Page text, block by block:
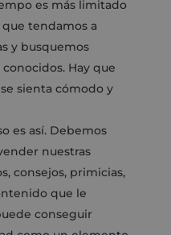
es más limitado
tendamos a
y busquemos
Hay que
sienta cómodo y
es así. Debemos
nuestras
consejos, primicias,
que le
conseguir